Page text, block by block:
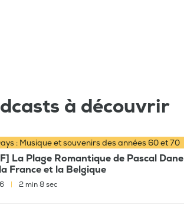
à découvrir
: Musique et souvenirs des années 60 et 70
La Plage Romantique de Pascal
France et la Belgique
| 2 min 8 sec